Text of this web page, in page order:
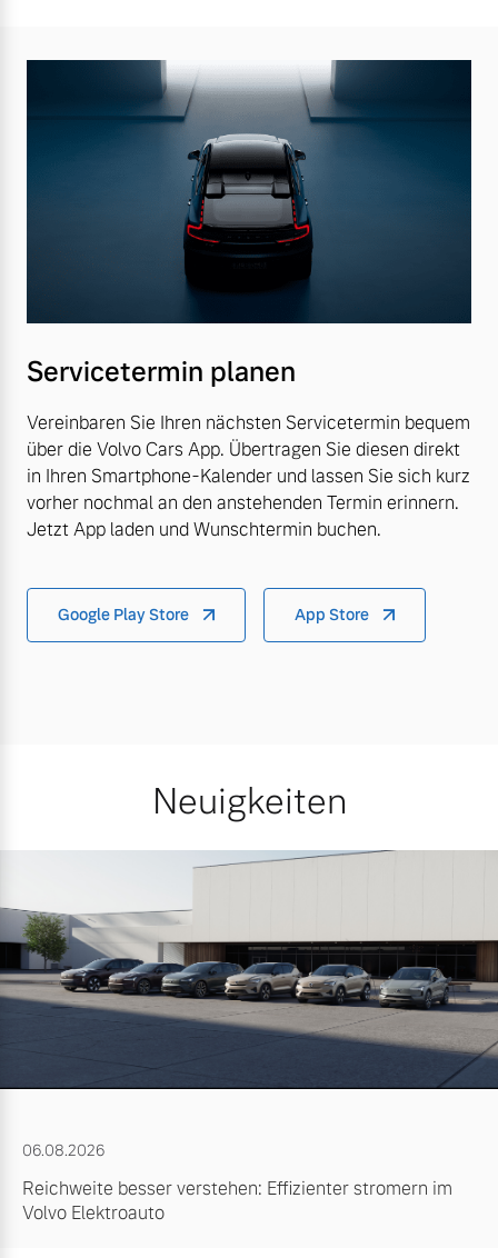
Servicetermin planen
Vereinbaren Sie Ihren nächsten Servicetermin bequem
über die Volvo Cars App. Übertragen Sie diesen direkt
in Ihren Smartphone-Kalender und lassen Sie sich kurz
vorher nochmal an den anstehenden Termin erinnern.
Jetzt App laden und Wunschtermin buchen.
Google Play Store App Store
Neuigkeiten
06.08.2026
Reichweite besser verstehen: Effizienter stromern im
Volvo Elektroauto